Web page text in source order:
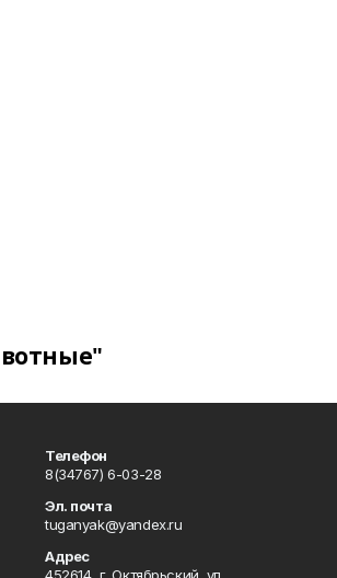
Телефон
8(34767) 6-03-28
Эл. почта
tuganyak@yandex.ru
Адрес